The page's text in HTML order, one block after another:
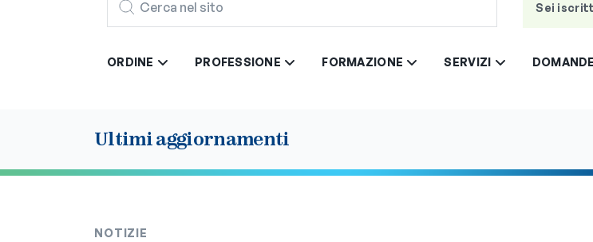
Sei
ORDINE PROFESSIONE FORMAZIONE SERVIZI
Ultimi aggiornamenti
NOTIZIE